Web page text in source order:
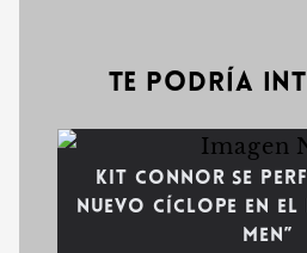
Te podría
Kit Connor se
nuevo Cíclope en el
Men”